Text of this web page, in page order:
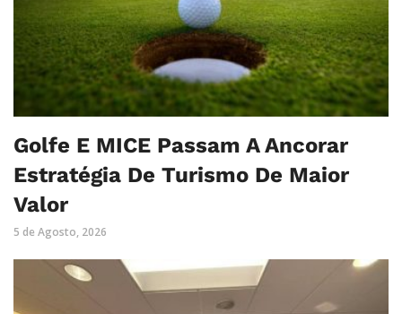
Golfe E MICE Passam A Ancorar
Estratégia De Turismo De Maior
Valor
5 de Agosto, 2026